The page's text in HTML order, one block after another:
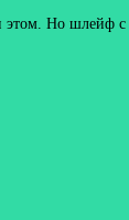
этом. Но шлейф